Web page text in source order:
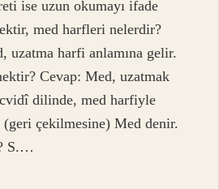
ise uzun okumayı ifade
med harfleri nelerdir?
uzatma harfi anlamına gelir.
Cevap: Med, uzatmak
dilinde, med harfiyle
(geri çekilmesine) Med denir.
S.…